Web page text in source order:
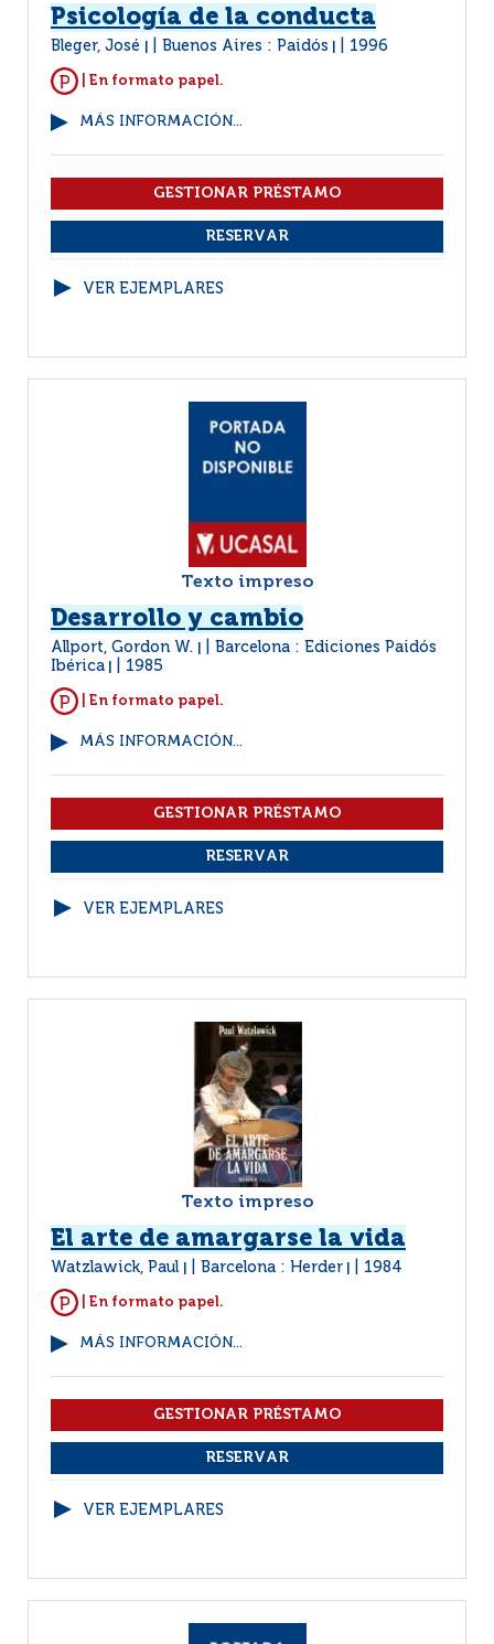
Psicología de la conducta
Bleger, José Buenos Aires : Paidós 1996
| En formato papel.
MÁS INFORMACIÓN...
VER EJEMPLARES
Texto impreso
Desarrollo y cambio
Allport, Gordon W.
Barcelona : Ediciones Paidós
Ibérica
1985
| En formato papel.
MÁS INFORMACIÓN...
VER EJEMPLARES
Texto impreso
El arte de amargarse la vida
Watzlawick, Paul Barcelona : Herder 1984
| En formato papel.
MÁS INFORMACIÓN...
VER EJEMPLARES